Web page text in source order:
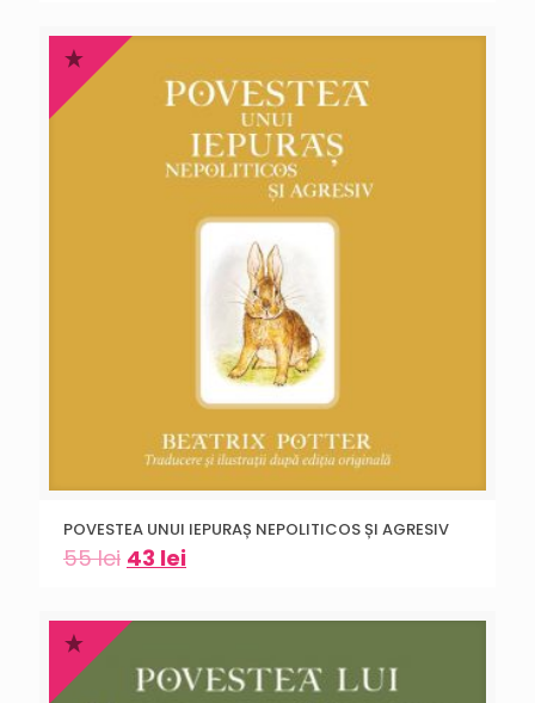
POVESTEA UNUI IEPURAȘ NEPOLITICOS ȘI AGRESIV
55lei 43 lei